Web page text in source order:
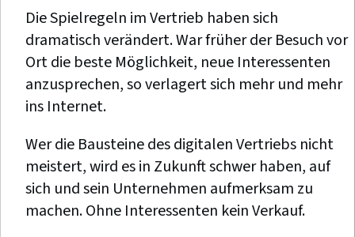
Die Spielregeln im Vertrieb haben sich
dramatisch verändert. War früher der Besuch vor
Ort die beste Möglichkeit, neue Interessenten
anzusprechen, so verlagert sich mehr und mehr
ins Internet.
Wer die Bausteine des digitalen Vertriebs nicht
meistert, wird es in Zukunft schwer haben, auf
sich und sein Unternehmen aufmerksam zu
machen. Ohne Interessenten kein Verkauf.